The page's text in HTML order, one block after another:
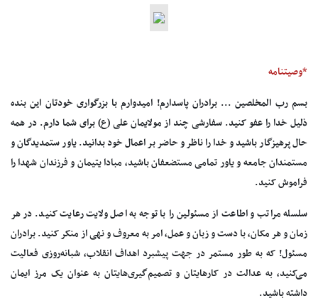
*وصیتنامه
بسم رب المخلصین ... برادران پاسدارم! امیدوارم با بزرگواری خودتان این بنده
ذلیل خدا را عفو کنید. سفارشی چند از مولایمان علی (ع) برای شما دارم. در همه
حال پرهیزگار باشید و خدا را ناظر و حاضر بر اعمال خود بدانید. یاور ستمدیدگان و
مستمندان جامعه و یاور تمامی‌ مستضعفان باشید، مبادا یتیمان و فرزندان شهدا را
فراموش کنید.
سلسله مراتب و اطاعت از مسئولین را با توجه به اصل ولایت رعایت کنید. در هر
زمان و هر مکان، با دست و زبان و عمل، امر به معروف و نهی از منکر کنید. برادران
مسئول! که به طور مستمر در جهت پیشبرد اهداف انقلاب، شبانه‌روزی فعالیت
می‌کنید، به عدالت در کارهایتان و تصمیم‌گیری‌هایتان به عنوان یک مرز ایمان
داشته باشید.